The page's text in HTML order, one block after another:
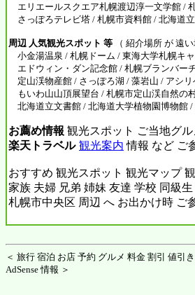
エリエールスクエア札幌渡辺淳一文学館 /
さっぽろテレビ塔 / 札幌市資料館 / 北海道
周辺 人気観光スポット 等 （ 紹介場所 が 遠い
小金湯温泉 / 札幌ドーム / 東海大学札幌キ
エドウィン・ダン記念館 / 札幌ブランバー
定山渓物産館 / さっぽろ湖 / 藻岩山 / アシ
もいわ山山頂展望台 / 札幌市定山渓自然の
北海道立文書館 / 北海道大学植物園博物館 /
お薦め情報 観光スポット ご当地グ
楽天トラベル 観光案内 情報 など ご
おすすめ 観光スポット 観光マップ
家族 夫婦 兄弟 姉妹 友達 学校 同級
札幌市中央区 周辺 へ お出かけ時 ご
＜ 旅行 宿泊 お店 予約 グルメ 料金 割引 値引
AdSense 情報 ＞